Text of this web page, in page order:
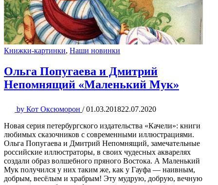
Книжки-картинки, Наши новинки
Ольга Попугаева и Дмитрий
Непомнящий «Маленький Мук»
by Кот Оксюморон / 01.03.201822.07.2020
Новая серия петербургского издательства «Качели»: книги
любимых сказочников с современными иллюстрациями.
Ольга Попугаева и Дмитрий Непомнящий, замечательные
российские иллюстраторы, в своих чудесных акварелях
создали образ волшебного пряного Востока. А Маленький
Мук получился у них таким же, как у Гауфа — наивным,
добрым, весёлым и храбрым! Эту мудрую, добрую, вечную